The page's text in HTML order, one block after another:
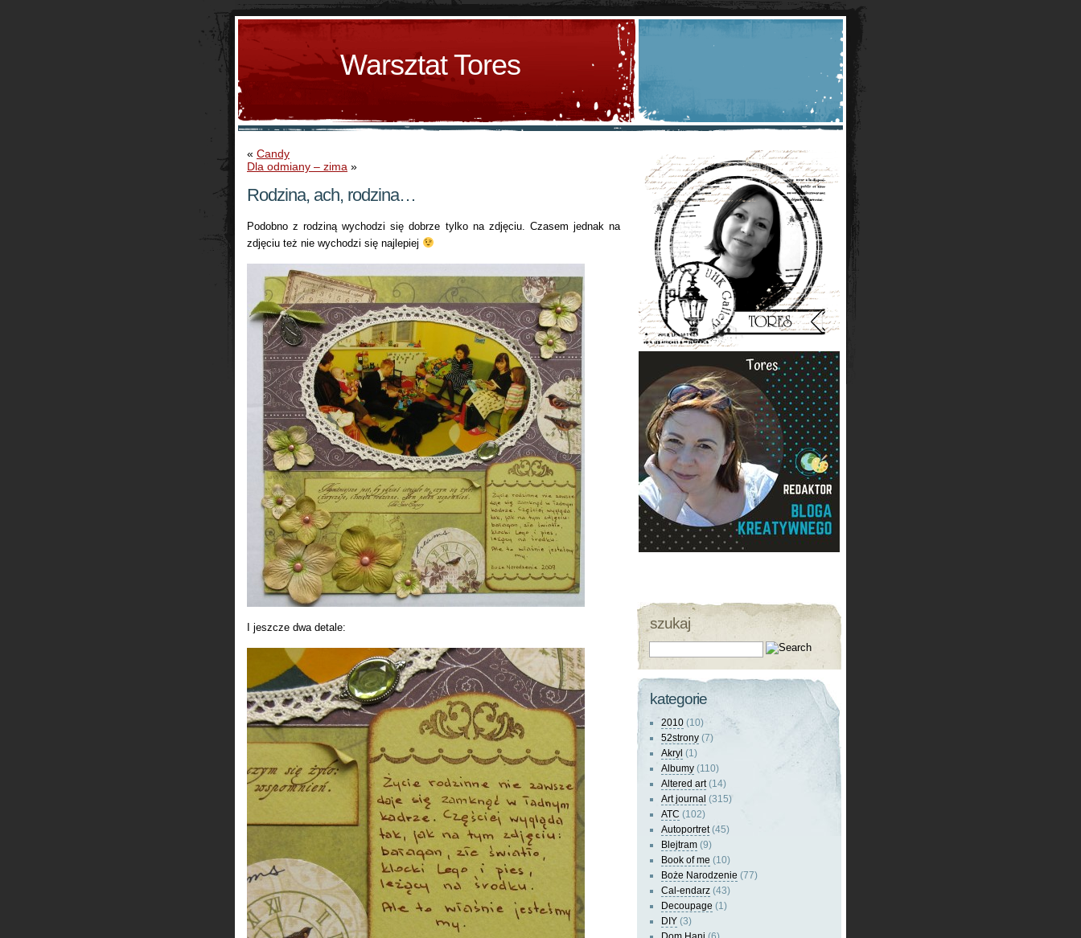
Warsztat Tores
« Candy
Dla odmiany – zima »
Rodzina, ach, rodzina…
Podobno z rodziną wychodzi się dobrze tylko na zdjęciu. Czasem jednak na
zdjęciu też nie wychodzi się najlepiej
I jeszcze dwa detale: szukaj
kategorie
2010 (10)
52strony (7)
Akryl (1)
Albumy (110)
Altered art(14)
Art journal (315)
ATC (102)
Autoportret(45)
Blejtram (9)
Book of me (10)
Boże Narodzenie (77)
Cal-endarz (43)
Decoupage (1)
DIY (3)